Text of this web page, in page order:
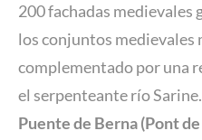
200 fachadas medievales
los conjuntos medievales
complementado por una
el serpenteante río
Puente de Berna (Pont